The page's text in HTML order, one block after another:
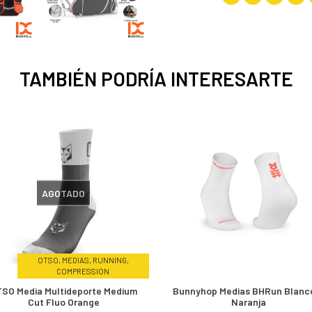
TAMBIÉN PODRÍA INTERESARTE
OTSO, MEDIAS, RUNNING,
COMPRESSION
AGOTADO
Media Multideporte Medium
Cut Fluo Orange
Bunnyhop Medias BHRun
Naranja